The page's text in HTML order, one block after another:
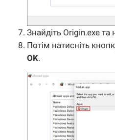
Знайдіть Origin.exe та
Потім натисніть
OK.